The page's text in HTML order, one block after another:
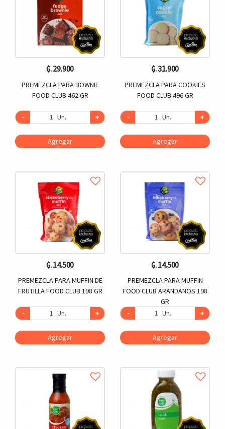
₲. 29.900
PREMEZCLA PARA BOWNIE
FOOD CLUB 462 GR
- Un. +
Agregar
₲. 31.900
PREMEZCLA PARA COOKIES
FOOD CLUB 496 GR
- Un. +
Agregar
₲. 14.500
PREMEZCLA PARA MUFFIN DE
FRUTILLA FOOD CLUB 198 GR
- Un. +
Agregar
₲. 14.500
PREMEZCLA PARA MUFFIN
FOOD CLUB ARANDANOS 198
GR
-
Un. +
Agregar